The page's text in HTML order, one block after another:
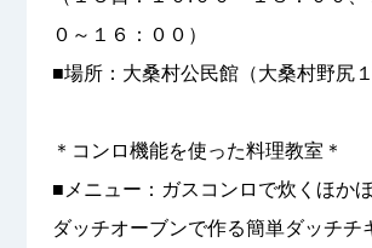
０～１６：００）
■場所：大桑村公民館（大桑村野尻
＊コンロ機能を使った料理教室＊
■メニュー：ガスコンロで炊くほか
ダッチオーブンで作る簡単ダッチチ